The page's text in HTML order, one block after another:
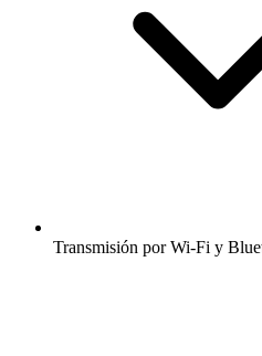
Transmisión por Wi-Fi y